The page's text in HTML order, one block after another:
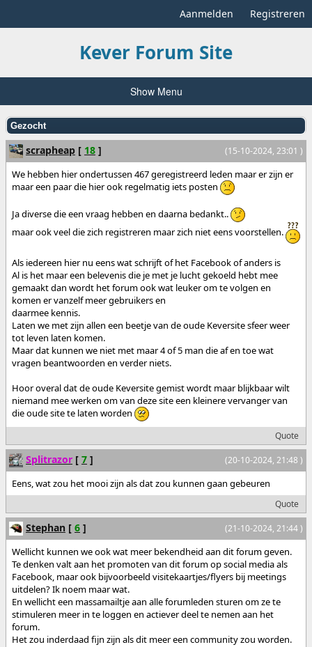
Aanmelden Registreren
Kever Forum Site
Show Menu
Gezocht
(15-10-2024, 23:01 )
scrapheap [ 18 ]
We hebben hier ondertussen 467 geregistreerd leden maar er zijn er
maar een paar die hier ook regelmatig iets posten
Ja diverse die een vraag hebben en daarna bedankt..
maar ook veel die zich registreren maar zich niet eens voorstellen.
Als iedereen hier nu eens wat schrijft of het Facebook of anders is
Al is het maar een belevenis die je met je lucht gekoeld hebt mee
gemaakt dan wordt het forum ook wat leuker om te volgen en
komen er vanzelf meer gebruikers en
daarmee kennis.
Laten we met zijn allen een beetje van de oude Keversite sfeer weer
tot leven laten komen.
Maar dat kunnen we niet met maar 4 of 5 man die af en toe wat
vragen beantwoorden en verder niets.
Hoor overal dat de oude Keversite gemist wordt maar blijkbaar wilt
niemand mee werken om van deze site een kleinere vervanger van
die oude site te laten worden
Quote
(20-10-2024, 21:48 )
Splitrazor [ 7 ]
Eens, wat zou het mooi zijn als dat zou kunnen gaan gebeuren
Quote
(21-10-2024, 21:44 )
Stephan [ 6 ]
Wellicht kunnen we ook wat meer bekendheid aan dit forum geven.
Te denken valt aan het promoten van dit forum op social media als
Facebook, maar ook bijvoorbeeld visitekaartjes/flyers bij meetings
uitdelen? Ik noem maar wat.
En wellicht een massamailtje aan alle forumleden sturen om ze te
stimuleren meer in te loggen en actiever deel te nemen aan het
forum.
Het zou inderdaad fijn zijn als dit meer een community zou worden.